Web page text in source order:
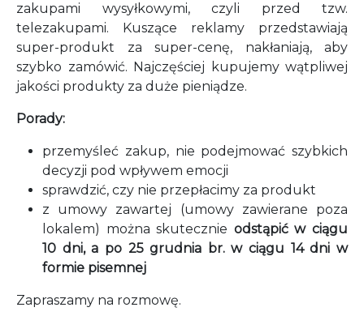
zakupami wysyłkowymi, czyli przed tzw.
telezakupami. Kuszące reklamy przedstawiają
super-produkt za super-cenę, nakłaniają, aby
szybko zamówić. Najczęściej kupujemy wątpliwej
jakości produkty za duże pieniądze.
Porady:
przemyśleć zakup, nie podejmować szybkich
decyzji pod wpływem emocji
sprawdzić, czy nie przepłacimy za produkt
z umowy zawartej (umowy zawierane poza
lokalem) można skutecznie odstąpić w ciągu
10 dni, a po 25 grudnia br. w ciągu 14 dni w
formie pisemnej
Zapraszamy na rozmowę.